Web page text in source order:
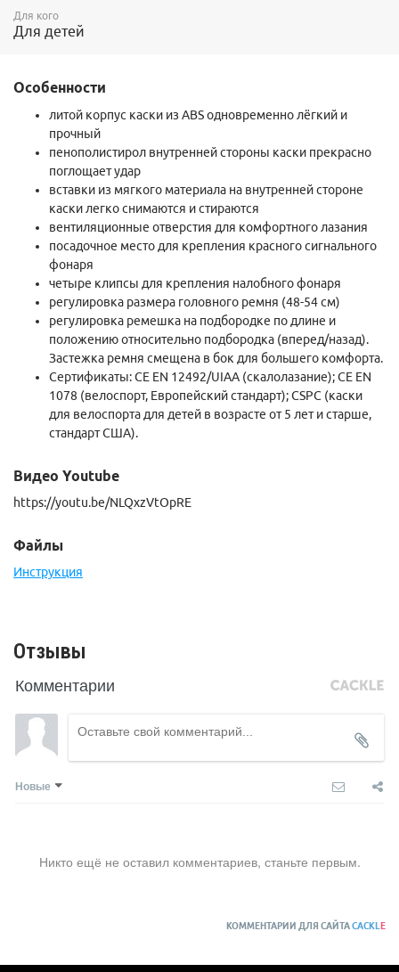
Для кого
Для детей
Особенности
литой корпус каски из ABS одновременно лёгкий и
прочный
пенополистирол внутренней стороны каски прекрасно
поглощает удар
вставки из мягкого материала на внутренней стороне
каски легко снимаются и стираются
вентиляционные отверстия для комфортного лазания
посадочное место для крепления красного сигнального
фонаря
четыре клипсы для крепления налобного фонаря
регулировка размера головного ремня (48-54 см)
регулировка ремешка на подбородке по длине и
положению относительно подбородка (вперед/назад).
Застежка ремня смещена в бок для большего комфорта.
Сертификаты: CE EN 12492/UIAA (скалолазание);CE EN
1078 (велоспорт, Европейский стандарт);CSPC (каски
для велоспорта для детей в возрасте от 5 лет и старше,
стандарт США).
Видео Youtube
https://youtu.be/NLQxzVtOpRE
Файлы
Инструкция
Отзывы
Комментарии
Новые
Никто ещё не оставил комментариев, станьте первым.
КОММЕНТАРИИ ДЛЯ САЙТАCACKL E